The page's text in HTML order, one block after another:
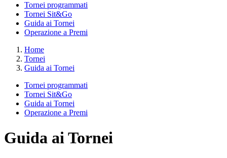
Tornei programmati
Tornei Sit&Go
Guida ai Tornei
Operazione a Premi
Home
Tornei
Guida ai Tornei
Tornei programmati
Tornei Sit&Go
Guida ai Tornei
Operazione a Premi
Guida ai Tornei